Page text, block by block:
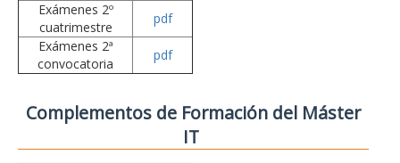
Exámenes 2º
cuatrimestre
pdf
Exámenes 2ª
convocatoria
pdf
Complementos de Formación del Máster
IT